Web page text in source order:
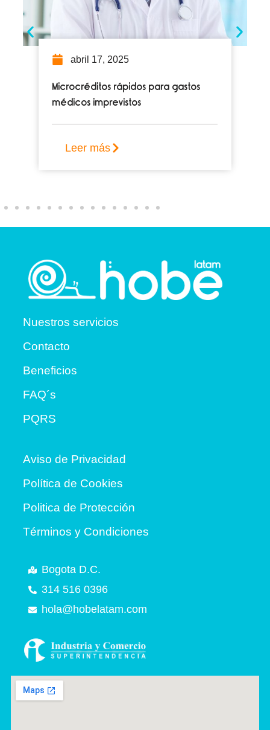
abril 17, 2025
Microcréditos rápidos para gastos
médicos imprevistos
Leer más
Nuestros servicios
Contacto
Beneficios
FAQ´s
PQRS
Aviso de Privacidad
Política de Cookies
Politica de Protección
Términos y Condiciones
Bogota D.C.
314 516 0396
hola@hobelatam.com